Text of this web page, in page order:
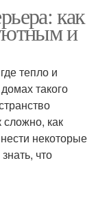
как
и
тепло и
такого
как
некоторые
что